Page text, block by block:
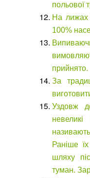
польової
На лижах
100%
прийнято.
За
Уздовж
Раніше
шляху
туман.